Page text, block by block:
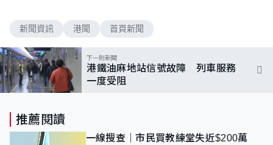
%
新聞資訊 港聞 首頁新聞
下一則新聞
港鐵油麻地站信號故障 列車服務
一度受阻
推薦閱讀
一線搜查｜市民買教練堂失近$200萬